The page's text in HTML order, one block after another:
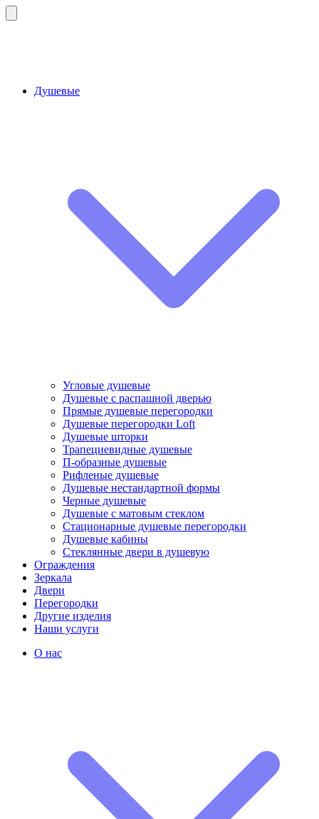
Душевые
Угловые душевые
Душевые с распашной дверью
Прямые душевые перегородки
Душевые перегородки Loft
Душевые шторки
Трапециевидные душевые
П-образные душевые
Рифленые душевые
Душевые нестандартной формы
Черные душевые
Душевые с матовым стеклом
Стационарные душевые перегородки
Душевые кабины
Стеклянные двери в душевую
Ограждения
Зеркала
Двери
Перегородки
Другие изделия
Наши услуги
О нас